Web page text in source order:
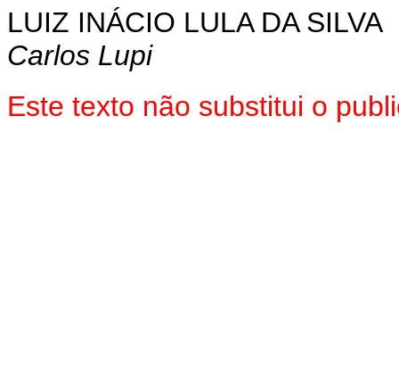
LUIZ INÁCIO LULA DA SILVA
Carlos Lupi
Este texto não substitui o